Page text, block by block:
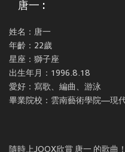
唐一 :
姓名：唐一
年齡：22歲
星座：獅子座
出生年月：1996.8.18
愛好：寫歌、編曲、游泳
畢業院校：雲南藝術學院—現
隨時上JOOX欣賞 唐一 的歌曲